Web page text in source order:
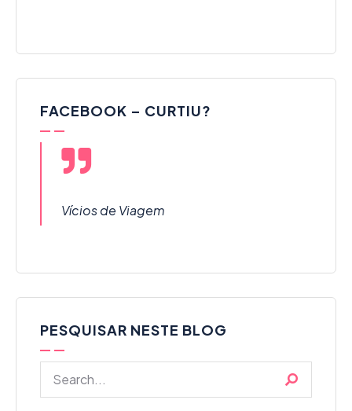
FACEBOOK – CURTIU?
Vícios de Viagem
PESQUISAR NESTE BLOG